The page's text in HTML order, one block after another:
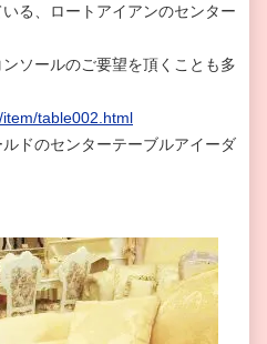
る、ロートアイアンのセンター
ソールのご要望を頂くことも多
table002.html
ドのセンターテーブルアイーダ